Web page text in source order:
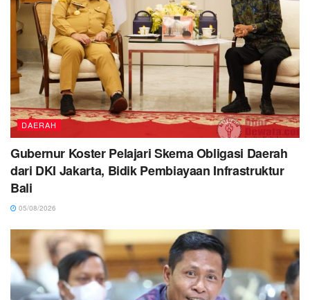
DAERAH
Gubernur Koster Pelajari Skema Obligasi Daerah
dari DKI Jakarta, Bidik Pembiayaan Infrastruktur
Bali
05/08/2026